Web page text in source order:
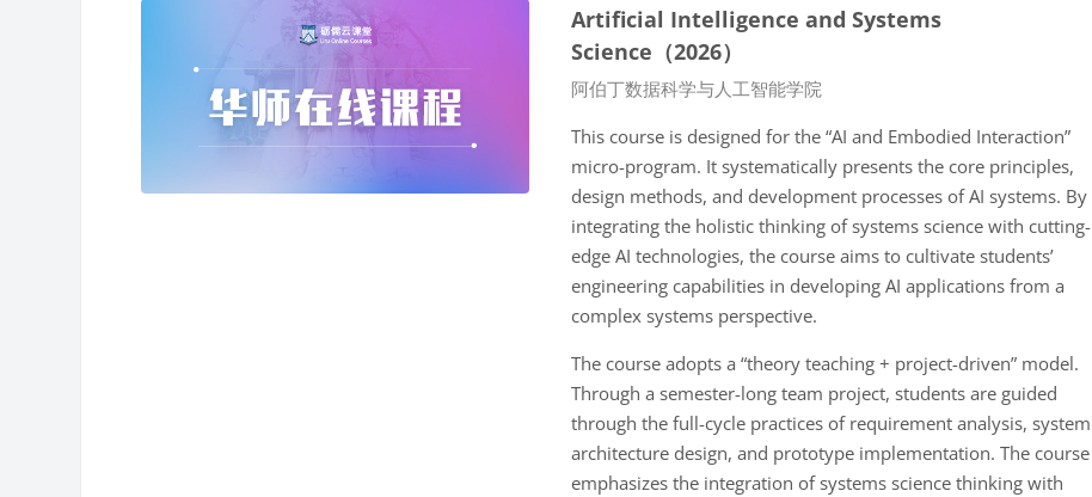
Artificial Intelligence and Systems
Science（2026）
课程类别
阿伯丁数据科学与人工智能学院
This course is designed for the “AI and Embodied Interaction”
micro-program. It systematically presents the core principles,
design methods, and development processes of AI systems. By
integrating the holistic thinking of systems science with cutting-
edge AI technologies, the course aims to cultivate students’
engineering capabilities in developing AI applications from a
complex systems perspective.
The course adopts a “theory teaching + project-driven” model.
Through a semester-long team project, students are guided
through the full-cycle practices of requirement analysis, system
architecture design, and prototype implementation. The course
emphasizes the integration of systems science thinking with